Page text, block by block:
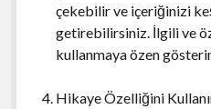
çekebilir ve içeriğinizi
getirebilirsiniz. İlgili ve
kullanmaya özen
Hikaye Özelliğini